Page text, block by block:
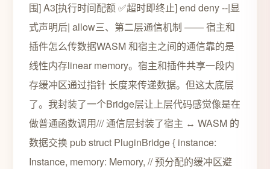
围] A3[执行时间配额 ✅超时即终止] end deny --|显
式声明后| allow三、第二层通信机制 —— 宿主和
插件怎么传数据WASM 和宿主之间的通信靠的是
线性内存linear memory。宿主和插件共享一段内
存缓冲区通过指针 长度来传递数据。但这太底层
了。我封装了一个Bridge层让上层代码感觉像是在
做普通函数调用/// 通信层封装了宿主 ↔ WASM 的
数据交换 pub struct PluginBridge { instance:
Instance, memory: Memory, // 预分配的缓冲区避